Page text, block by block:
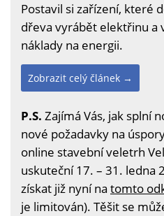
Postavil si zařízení, které
dřeva vyrábět elektřinu a
náklady na energii.
Zobrazit celý článek →
P.S. Zajímá Vás, jak splní
nové požadavky na
online stavební veletrh
uskuteční 17. – 31. ledna
získat již nyní na tomto
je limitován). Těšit se